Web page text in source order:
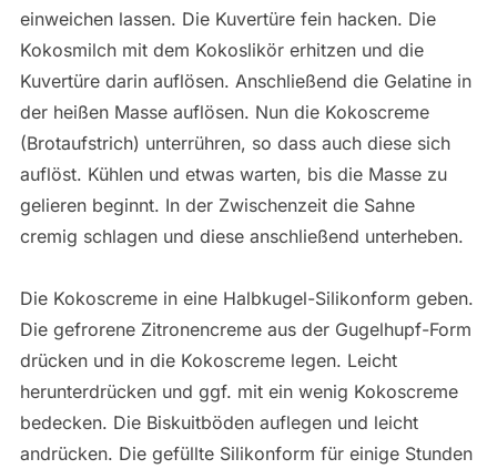
einweichen lassen. Die Kuvertüre fein hacken. Die
Kokosmilch mit dem Kokoslikör erhitzen und die
Kuvertüre darin auflösen. Anschließend die Gelatine in
der heißen Masse auflösen. Nun die Kokoscreme
(Brotaufstrich) unterrühren, so dass auch diese sich
auflöst. Kühlen und etwas warten, bis die Masse zu
gelieren beginnt. In der Zwischenzeit die Sahne
cremig schlagen und diese anschließend unterheben.
Die Kokoscreme in eine Halbkugel-Silikonform geben.
Die gefrorene Zitronencreme aus der Gugelhupf-Form
drücken und in die Kokoscreme legen. Leicht
herunterdrücken und ggf. mit ein wenig Kokoscreme
bedecken. Die Biskuitböden auflegen und leicht
andrücken. Die gefüllte Silikonform für einige Stunden